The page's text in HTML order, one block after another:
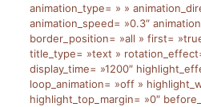
animation_type= » »
animation_speed= »0.3″
border_position= »all » first=
title_type= »text »
display_time= »1200″
loop_animation= »off »
highlight_top_margin= »0″